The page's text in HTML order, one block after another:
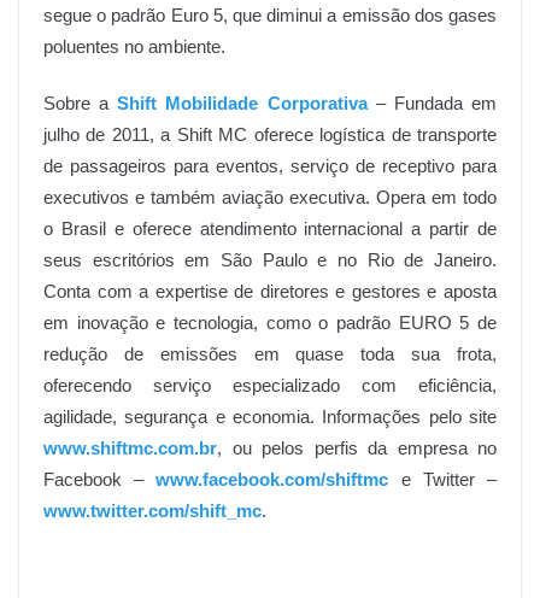
segue o padrão Euro 5, que diminui a emissão dos gases
poluentes no ambiente.
Sobre a Shift Mobilidade Corporativa – Fundada em
julho de 2011, a Shift MC oferece logística de transporte
de passageiros para eventos, serviço de receptivo para
executivos e também aviação executiva. Opera em todo
o Brasil e oferece atendimento internacional a partir de
seus escritórios em São Paulo e no Rio de Janeiro.
Conta com a expertise de diretores e gestores e aposta
em inovação e tecnologia, como o padrão EURO 5 de
redução de emissões em quase toda sua frota,
oferecendo serviço especializado com eficiência,
agilidade, segurança e economia. Informações pelo site
www.shiftmc.com.br, ou pelos perfis da empresa no
Facebook –www.facebook.com/shiftmc e Twitter –
www.twitter.com/shift_mc.